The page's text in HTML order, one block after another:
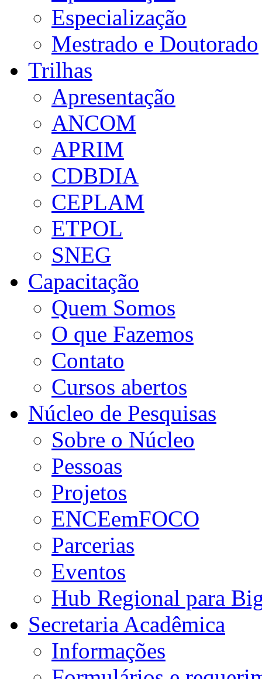
Especialização
Mestrado e Doutorado
Trilhas
Apresentação
ANCOM
APRIM
CDBDIA
CEPLAM
ETPOL
SNEG
Capacitação
Quem Somos
O que Fazemos
Contato
Cursos abertos
Núcleo de Pesquisas
Sobre o Núcleo
Pessoas
Projetos
ENCEemFOCO
Parcerias
Eventos
Hub Regional para
Secretaria Acadêmica
Informações